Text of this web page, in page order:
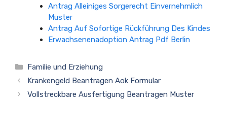
Antrag Alleiniges Sorgerecht Einvernehmlich
Muster
Antrag Auf Sofortige Rückführung Des Kindes
Erwachsenenadoption Antrag Pdf Berlin
Kategorien
Familie und Erziehung
Krankengeld Beantragen Aok Formular
Vollstreckbare Ausfertigung Beantragen Muster